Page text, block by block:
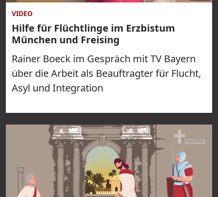
VIDEO
Hilfe für Flüchtlinge im Erzbistum
München und Freising
Rainer Boeck im Gespräch mit TV Bayern
über die Arbeit als Beauftragter für Flucht,
Asyl und Integration